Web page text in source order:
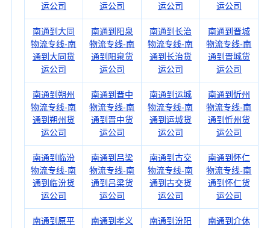
运公司 运公司 运公司 运公司
南通到大同
物流专线-南
通到大同货
运公司
南通到阳泉
物流专线-南
通到阳泉货
运公司
南通到长治
物流专线-南
通到长治货
运公司
南通到晋城
物流专线-南
通到晋城货
运公司
南通到朔州
物流专线-南
通到朔州货
运公司
南通到晋中
物流专线-南
通到晋中货
运公司
南通到运城
物流专线-南
通到运城货
运公司
南通到忻州
物流专线-南
通到忻州货
运公司
南通到临汾
物流专线-南
通到临汾货
运公司
南通到吕梁
物流专线-南
通到吕梁货
运公司
南通到古交
物流专线-南
通到古交货
运公司
南通到怀仁
物流专线-南
通到怀仁货
运公司
南通到原平
南通到孝义
南通到汾阳
南通到介休